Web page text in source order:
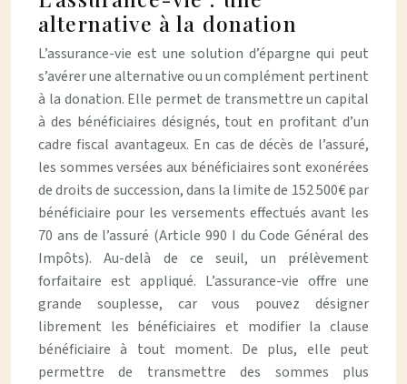
alternative à la donation
L’assurance-vie est une solution d’épargne qui peut
s’avérer une alternative ou un complément pertinent
à la donation. Elle permet de transmettre un capital
à des bénéficiaires désignés, tout en profitant d’un
cadre fiscal avantageux. En cas de décès de l’assuré,
les sommes versées aux bénéficiaires sont exonérées
de droits de succession, dans la limite de 152 500€ par
bénéficiaire pour les versements effectués avant les
70 ans de l’assuré (Article 990 I du Code Général des
Impôts). Au-delà de ce seuil, un prélèvement
forfaitaire est appliqué. L’assurance-vie offre une
grande souplesse, car vous pouvez désigner
librement les bénéficiaires et modifier la clause
bénéficiaire à tout moment. De plus, elle peut
permettre de transmettre des sommes plus